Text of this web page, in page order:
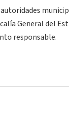
General del
responsable.